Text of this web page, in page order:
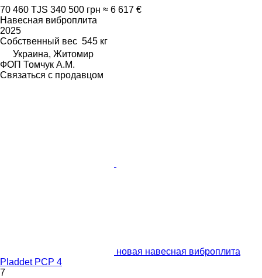
70 460 TJS 340 500 грн ≈ 6 617 €
Навесная виброплита
2025
Собственный вес 545 кг
Украина, Житомир
ФОП Томчук А.М.
Связаться с продавцом
новая навесная виброплита
Pladdet PCP 4
7